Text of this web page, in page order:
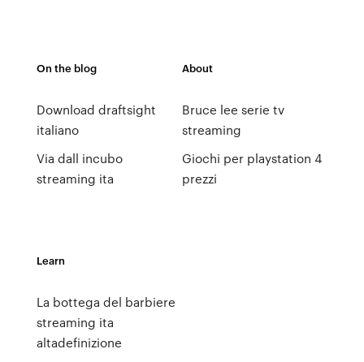
On the blog
Download draftsight
italiano
Via dall incubo
streaming ita
About
Bruce lee serie tv
streaming
Giochi per playstation 4
prezzi
Learn
La bottega del barbiere
streaming ita
altadefinizione